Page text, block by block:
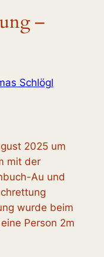
–
Schlögl
2025 um
mit der
Au und
wurde beim
Person 2m